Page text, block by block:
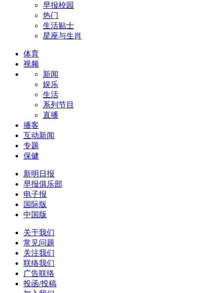
早报校园
热门
生活贴士
星座与生肖
体育
视频
新闻
娱乐
生活
系列节目
直播
播客
互动新闻
专题
保健
新明日报
早报俱乐部
电子报
国际版
中国版
关于我们
常见问题
关注我们
联络我们
广告联络
投函/投稿